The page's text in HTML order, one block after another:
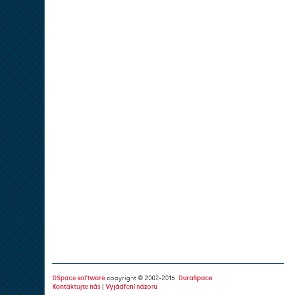
DSpace software copyright © 2002-2016
DuraSpace
Kontaktujte nás
Vyjádření názoru